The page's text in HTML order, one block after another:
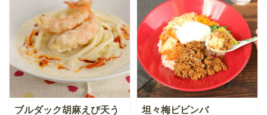
ブルダック胡麻えび天う 坦々梅ビビンバ